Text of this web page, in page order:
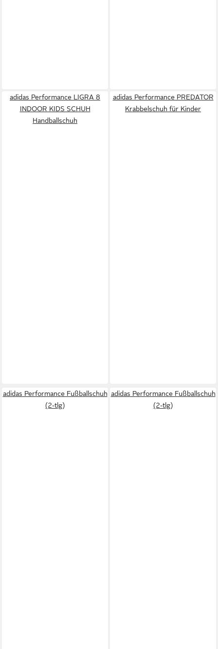
adidas Performance LIGRA 8
INDOOR KIDS SCHUH
Handballschuh
adidas Performance PREDATOR
Krabbelschuh für Kinder
adidas Performance Fußballschuh
(2-tlg)
adidas Performance Fußballschuh
(2-tlg)